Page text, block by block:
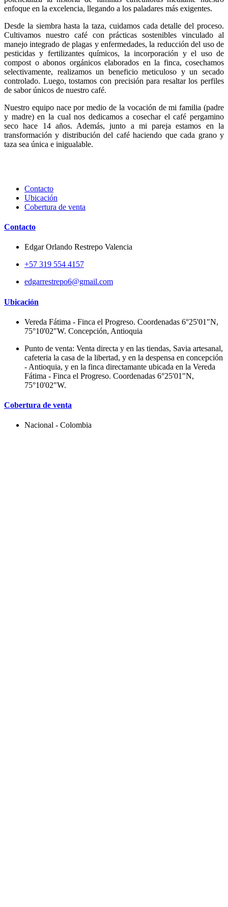
enfoque en la excelencia, llegando a los paladares más exigentes.
Desde la siembra hasta la taza, cuidamos cada detalle del proceso.
Cultivamos nuestro café con prácticas sostenibles vinculado al
manejo integrado de plagas y enfermedades, la reducción del uso de
pesticidas y fertilizantes químicos, la incorporación y el uso de
compost o abonos orgánicos elaborados en la finca, cosechamos
selectivamente, realizamos un beneficio meticuloso y un secado
controlado. Luego, tostamos con precisión para resaltar los perfiles
de sabor únicos de nuestro café.
Nuestro equipo nace por medio de la vocación de mi familia (padre
y madre) en la cual nos dedicamos a cosechar el café pergamino
seco hace 14 años. Además, junto a mi pareja estamos en la
transformación y distribución del café haciendo que cada grano y
taza sea única e inigualable.
Contacto
Ubicación
Cobertura de venta
Contacto
Edgar Orlando Restrepo Valencia
+57 319 554 4157
edgarrestrepo6@gmail.com
Ubicación
Vereda Fátima - Finca el Progreso. Coordenadas 6°25'01"N,
75°10'02"W. Concepción, Antioquia
Punto de venta: Venta directa y en las tiendas, Savia artesanal,
cafeteria la casa de la libertad, y en la despensa en concepción
- Antioquia, y en la finca directamante ubicada en la Vereda
Fátima - Finca el Progreso. Coordenadas 6°25'01"N,
75°10'02"W.
Cobertura de venta
Nacional - Colombia